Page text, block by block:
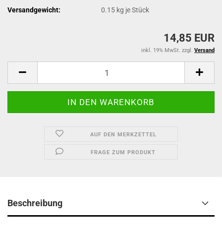
Versandgewicht: 0.15 kg je Stück
14,85 EUR
inkl. 19% MwSt. zzgl. Versand
AUF DEN MERKZETTEL
FRAGE ZUM PRODUKT
Beschreibung